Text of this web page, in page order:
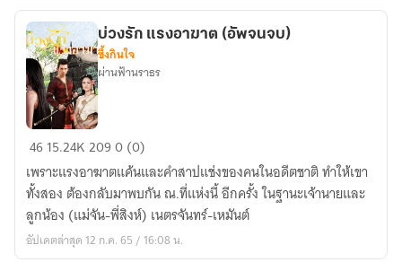
MaxkyBas
บ่วง
แรง
อาฆาต
(อัพ
จนจบ)
บ่วงรัก แรงอาฆาต (อัพจนจบ)
ซึ้งกินใจ
ผ่านฟ้านราธร
4615.24K2090 (0)
เพราะแรงอาฆาตแค้นและคำสาปแช่งของคนในอดีตชาติ ทำให้เขา
ทั้งสอง ต้องกลับมาพบกัน ณ.ที่แห่งนี้ อีกครั้ง ในฐานะเจ้านายและ
ลูกน้อง (แม่จัน-พี่สิงห์) เนตรจันทร์-เหมันต์
อัปเดตล่าสุด 12 ก.ค. 65 / 16:08 น.